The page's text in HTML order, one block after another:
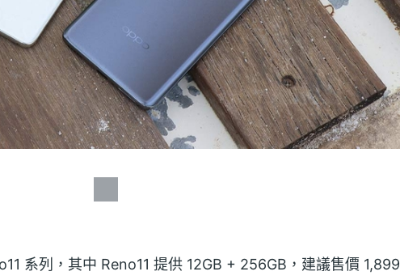
系列，其中 Reno11 提供 12GB + 256GB，建議售價 1,899